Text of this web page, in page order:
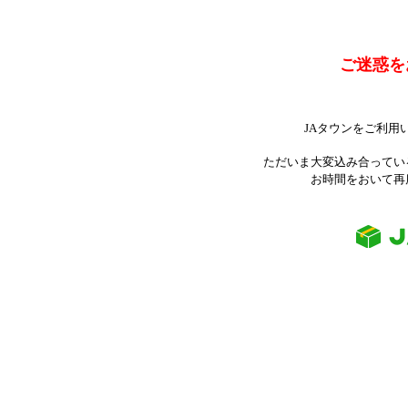
ご迷惑
JAタウンをご利用
ただいま大変込み合って
お時間をおいて